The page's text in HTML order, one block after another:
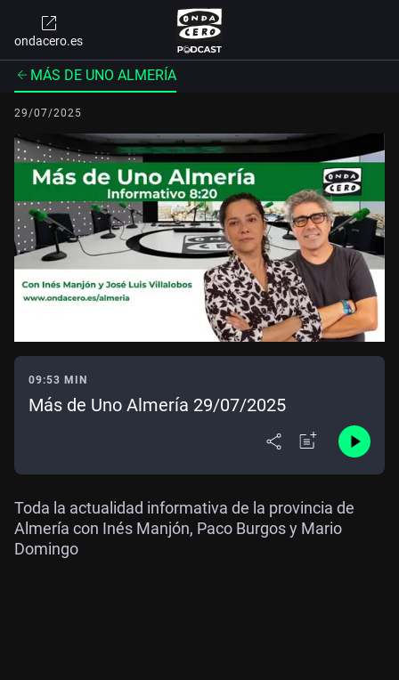
ondacero.es
MÁS DE UNO ALMERÍA
29/07/2025
09:53 MIN
Más de Uno Almería 29/07/2025
Toda la actualidad informativa de la provincia de
Almería con Inés Manjón, Paco Burgos y Mario
Domingo